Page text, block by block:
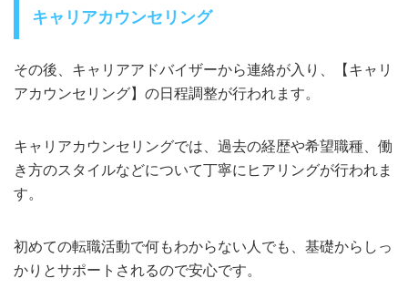
キャリアカウンセリング
その後、キャリアアドバイザーから連絡が入り、【キャリ
アカウンセリング】の日程調整が行われます。
キャリアカウンセリングでは、過去の経歴や希望職種、働
き方のスタイルなどについて丁寧にヒアリングが行われま
す。
初めての転職活動で何もわからない人でも、基礎からしっ
かりとサポートされるので安心です。